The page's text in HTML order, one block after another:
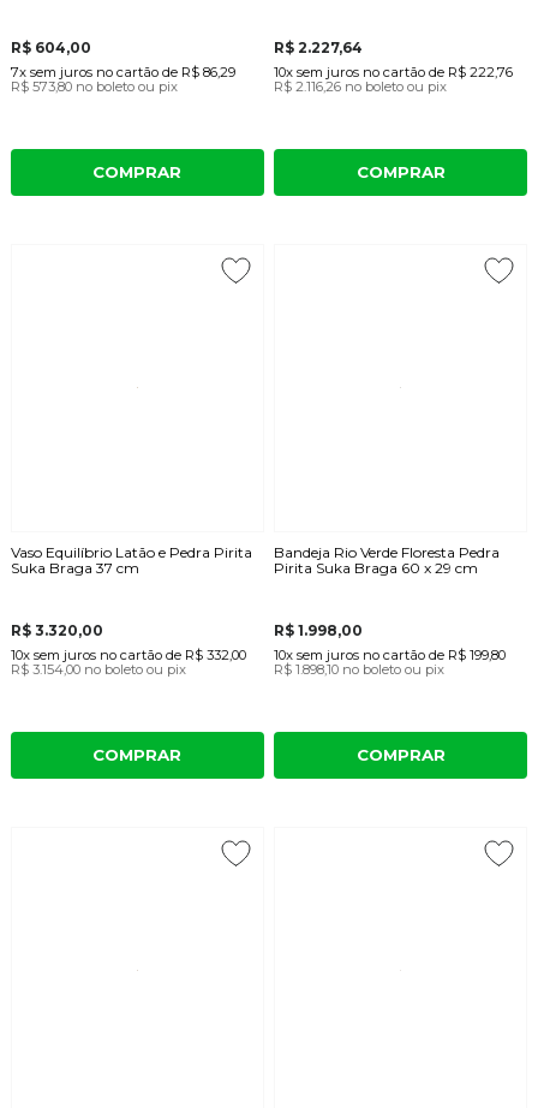
R$ 604,00
7x sem juros no cartãode R$ 86,29
R$ 573,80 no boleto ou pix
COMPRAR
R$ 2.227,64
10x sem juros no cartão de R$ 222,76
R$ 2.116,26 no boleto ou pix
COMPRAR
Vaso Equilíbrio Latão e Pedra Pirita
Suka Braga 37 cm
R$ 3.320,00
10x sem juros no cartãode R$ 332,00
R$ 3.154,00 no boleto ou pix
COMPRAR
Bandeja Rio Verde Floresta Pedra
Pirita Suka Braga 60 x 29 cm
R$ 1.998,00
10x sem juros no cartão de R$ 199,80
R$ 1.898,10 no boleto ou pix
COMPRAR